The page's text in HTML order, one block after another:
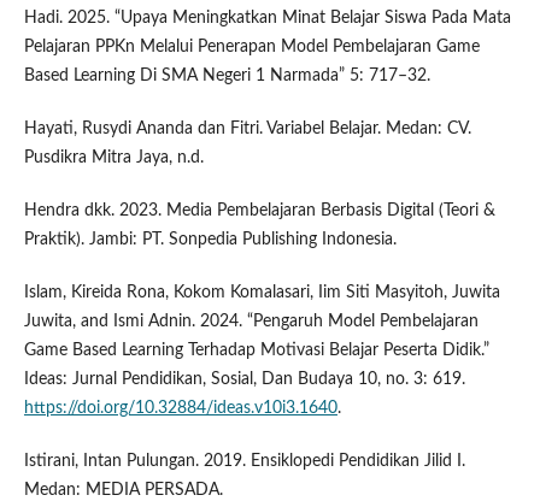
Hadi. 2025. “Upaya Meningkatkan Minat Belajar Siswa Pada Mata
Pelajaran PPKn Melalui Penerapan Model Pembelajaran Game
Based Learning Di SMA Negeri 1 Narmada” 5: 717–32.
Hayati, Rusydi Ananda dan Fitri. Variabel Belajar. Medan: CV.
Pusdikra Mitra Jaya, n.d.
Hendra dkk. 2023. Media Pembelajaran Berbasis Digital (Teori &
Praktik). Jambi: PT. Sonpedia Publishing Indonesia.
Islam, Kireida Rona, Kokom Komalasari, Iim Siti Masyitoh, Juwita
Juwita, and Ismi Adnin. 2024. “Pengaruh Model Pembelajaran
Game Based Learning Terhadap Motivasi Belajar Peserta Didik.”
Ideas: Jurnal Pendidikan, Sosial, Dan Budaya 10, no. 3: 619.
https://doi.org/10.32884/ideas.v10i3.1640.
Istirani, Intan Pulungan. 2019. Ensiklopedi Pendidikan Jilid I.
Medan: MEDIA PERSADA.